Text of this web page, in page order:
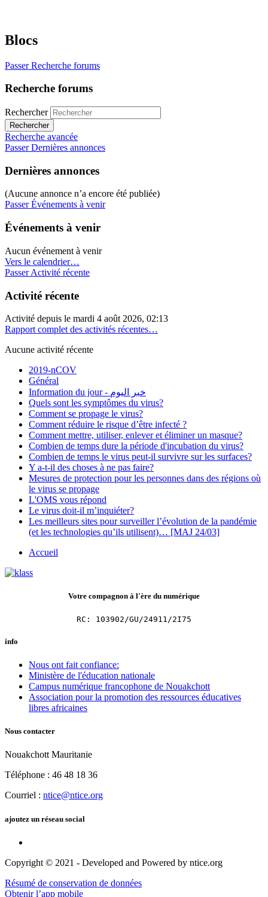
Blocs
Passer Recherche forums
Recherche forums
Rechercher
Rechercher
Recherche avancée
Passer Dernières annonces
Dernières annonces
(Aucune annonce n’a encore été publiée)
Passer Événements à venir
Événements à venir
Aucun événement à venir
Vers le calendrier…
Passer Activité récente
Activité récente
Activité depuis le mardi 4 août 2026, 02:13
Rapport complet des activités récentes…
Aucune activité récente
2019-nCOV
Général
Information du jour - خبر اليوم
Quels sont les symptômes du virus?
Comment se propage le virus?
Comment réduire le risque d’être infecté ?
Comment mettre, utiliser, enlever et éliminer un masque?
Combien de temps dure la période d'incubation du virus?
Combien de temps le virus peut-il survivre sur les surfaces?
Y a-t-il des choses à ne pas faire?
Mesures de protection pour les personnes dans des régions où
le virus se propage
L'OMS vous répond
Le virus doit-il m’inquiéter?
Les meilleurs sites pour surveiller l’évolution de la pandémie
(et les technologies qu’ils utilisent)… [MAJ 24/03]
Accueil
Votre compagnon à l'ère du numérique
RC: 103902/GU/24911/2I75
info
Nous ont fait confiance:
Ministère de l'éducation nationale
Campus numérique francophone de Nouakchott
Association pour la promotion des ressources éducatives
libres africaines
Nous contacter
Nouakchott Mauritanie
Téléphone : 46 48 18 36
Courriel : ntice@ntice.org
ajoutez un réseau social
Copyright © 2021 - Developed and Powered by ntice.org
Résumé de conservation de données
Obtenir l’app mobile